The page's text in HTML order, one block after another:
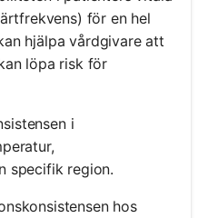
för en hel
hjälpa vårdgivare att
löpa risk för
i
specifik region.
hos